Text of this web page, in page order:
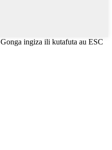
Gonga ingiza ili kutafuta au ESC